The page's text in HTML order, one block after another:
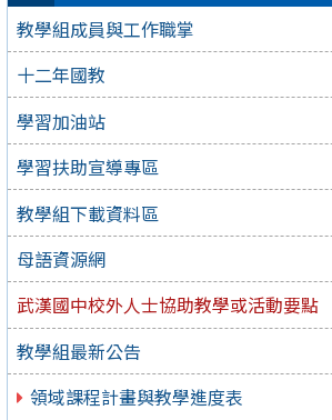
教學組成員與工作職掌
十二年國教
學習加油站
學習扶助宣導專區
教學組下載資料區
母語資源網
武漢國中校外人士協助教學或活動要點
教學組最新公告
領域課程計畫與教學進度表